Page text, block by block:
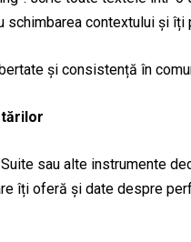
schimbarea contextului și
și consistență în
sau alte instrumente
îți oferă și date despre